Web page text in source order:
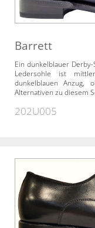
Barrett
Ein dunkelblauer
Ledersohle ist
dunkelblauen Anzug,
Alternativen zu diesem
202U005